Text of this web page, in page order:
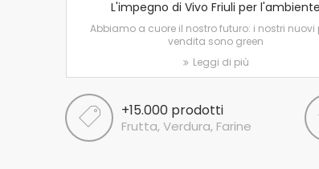
L'impegno di Vivo Friuli per l'ambiente
Abbiamo a cuore il nostro futuro: i nostri nuovi
vendita sono green
Leggi di più
+15.000 prodotti
Frutta, Verdura, Farine